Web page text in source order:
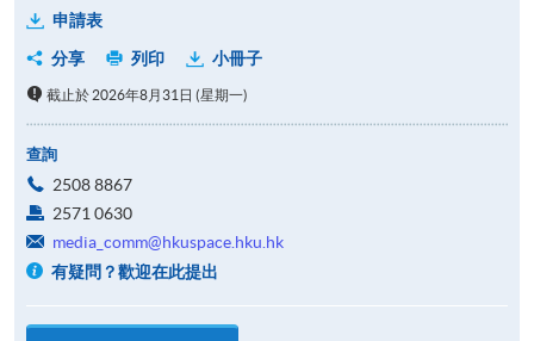
申請表
分享
列印 小冊子
截止於 2026年8月31日 (星期一)
查詢
2508 8867
2571 0630
media_comm@hkuspace.hku.hk
有疑問？歡迎在此提出